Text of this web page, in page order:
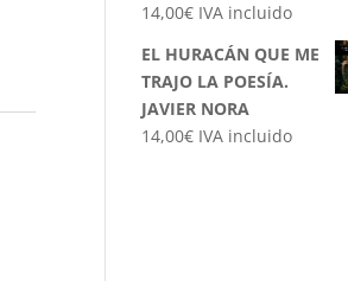
14,00€ IVA incluido
EL HURACÁN QUE ME
TRAJO LA POESÍA.
JAVIER NORA
14,00€ IVA incluido